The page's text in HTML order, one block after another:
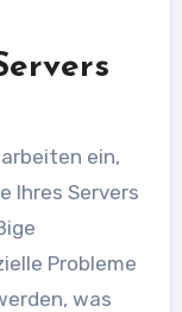
ein,
Ihres Servers
Probleme
was